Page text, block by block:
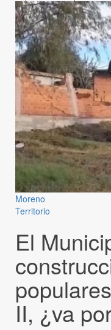
Moreno
Territorio
El
II, ¿va